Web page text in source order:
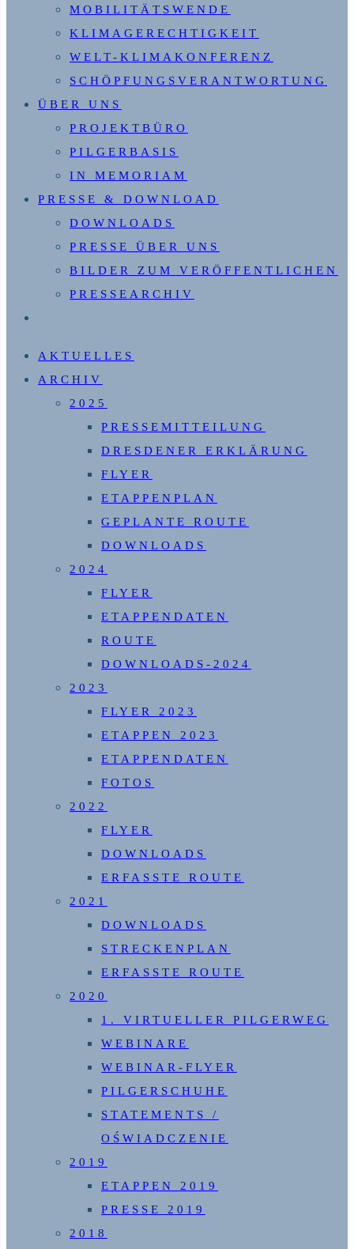
MOBILITÄTSWENDE
KLIMAGERECHTIGKEIT
WELT-KLIMAKONFERENZ
SCHÖPFUNGSVERANTWORTUNG
ÜBER UNS
PROJEKTBÜRO
PILGERBASIS
IN MEMORIAM
PRESSE & DOWNLOAD
DOWNLOADS
PRESSE ÜBER UNS
BILDER ZUM VERÖFFENTLICHEN
PRESSEARCHIV
UMSCHALTEN
AKTUELLES
ARCHIV
2025
PRESSEMITTEILUNG
DRESDENER ERKLÄRUNG
FLYER
ETAPPENPLAN
GEPLANTE ROUTE
DOWNLOADS
2024
FLYER
ETAPPENDATEN
ROUTE
DOWNLOADS-2024
2023
FLYER 2023
ETAPPEN 2023
ETAPPENDATEN
FOTOS
2022
FLYER
DOWNLOADS
ERFASSTE ROUTE
2021
DOWNLOADS
STRECKENPLAN
ERFASSTE ROUTE
2020
1. VIRTUELLER PILGERWEG
WEBINARE
WEBINAR-FLYER
PILGERSCHUHE
STATEMENTS /
OŚWIADCZENIE
2019
ETAPPEN 2019
PRESSE 2019
2018